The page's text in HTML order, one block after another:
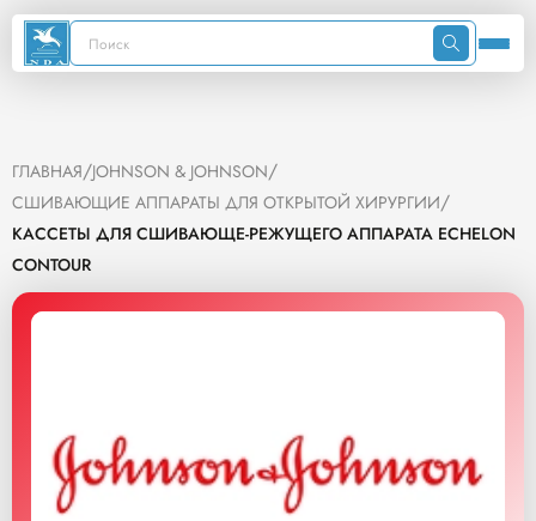
ГЛАВНАЯ/JOHNSON & JOHNSON/
СШИВАЮЩИЕ АППАРАТЫ ДЛЯ ОТКРЫТОЙ ХИРУРГИИ/
КАССЕТЫ ДЛЯ СШИВАЮЩЕ-РЕЖУЩЕГО АППАРАТА ECHELON
CONTOUR